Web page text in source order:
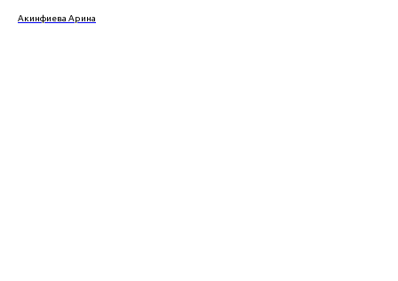
Акинфиева Арина